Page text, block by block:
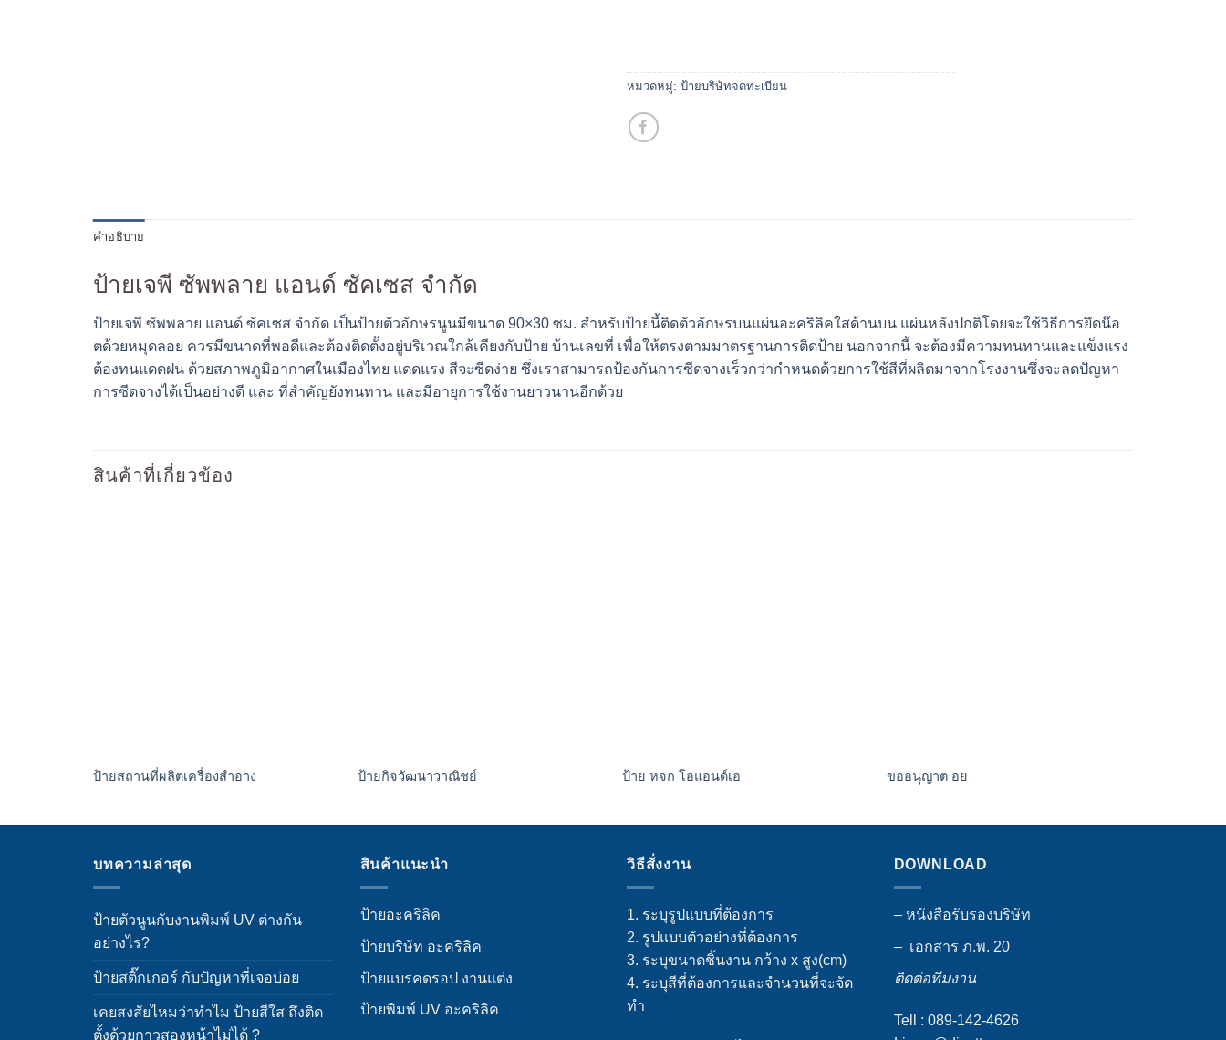
หมวดหมู่: ป้ายบริษัทจดทะเบียน
คำอธิบาย
ป้ายเจพี ซัพพลาย แอนด์ ซัคเซส จำกัด
ป้ายเจพี ซัพพลาย แอนด์ ซัคเซส จำกัด เป็นป้ายตัวอักษรนูนมีขนาด 90×30 ซม. สำหรับป้ายนี้ติดตัวอักษรบนแผ่นอะคริลิคใสด้านบน แผ่นหลังปกติโดยจะใช้วิธีการยึดน๊อ
ตด้วยหมุดลอย ควรมีขนาดที่พอดีและต้องติดตั้งอยู่บริเวณใกล้เคียงกับป้าย บ้านเลขที่ เพื่อให้ตรงตามมาตรฐานการติดป้าย นอกจากนี้ จะต้องมีความทนทานและแข็งแรง
ต้องทนแดดฝน ด้วยสภาพภูมิอากาศในเมืองไทย แดดแรง สีจะซีดง่าย ซึ่งเราสามารถป้องกันการซีดจางเร็วกว่ากำหนดด้วยการใช้สีที่ผลิตมาจากโรงงานซึ่งจะลดปัญหา
การซีดจางได้เป็นอย่างดี และ ที่สำคัญยังทนทาน และมีอายุการใช้งานยาวนานอีกด้วย
สินค้าที่เกี่ยวข้อง
ป้ายสถานที่ผลิตเครื่องสำอาง ป้ายกิจวัฒนาวาณิชย์ ป้าย หจก โอแอนด์เอ ขออนุญาต อย
บทความล่าสุด
ป้ายตัวนูนกับงานพิมพ์ UV ต่างกัน
อย่างไร?
ป้ายสติ๊กเกอร์ กับปัญหาที่เจอบ่อย
เคยสงสัยไหมว่าทำไม ป้ายสีใส ถึงติด
ตั้งด้วยกาวสองหน้าไม่ได้ ?
สินค้าแนะนำ
ป้ายอะคริลิค
ป้ายบริษัท อะคริลิค
ป้ายแบรคดรอป งานแต่ง
ป้ายพิมพ์ UV อะคริลิค
วิธีสั่งงาน
1. ระบุรูปแบบที่ต้องการ
2. รูปแบบตัวอย่างที่ต้องการ
3. ระบุขนาดชิ้นงาน กว้าง x สูง(cm)
4. ระบุสีที่ต้องการและจำนวนที่จะจัด
ทำ
DOWNLOAD
– หนังสือรับรองบริษัท
– เอกสาร ภ.พ. 20
ติดต่อทีมงาน
Tell : 089-142-4626